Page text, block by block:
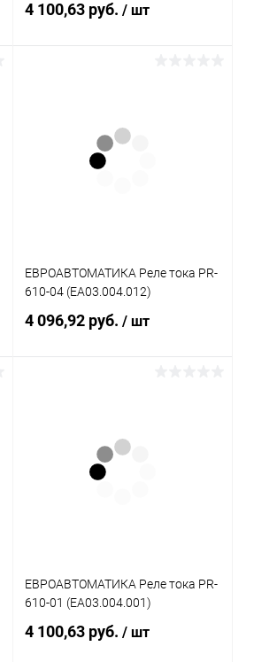
4 100,63 руб./ шт
Купить в 1 клик
В избранное
ЕВРОАВТОМАТИКА Реле тока PR-
610-04 (EA03.004.012)
4 096,92 руб./ шт
Купить в 1 клик
В избранное
ЕВРОАВТОМАТИКА Реле тока PR-
610-01 (EA03.004.001)
4 100,63 руб./ шт